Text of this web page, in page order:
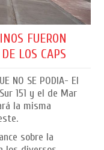
FUERON
LOS CAPS
NO SE PODIA- El
151 y el de Mar
la misma
sobre la